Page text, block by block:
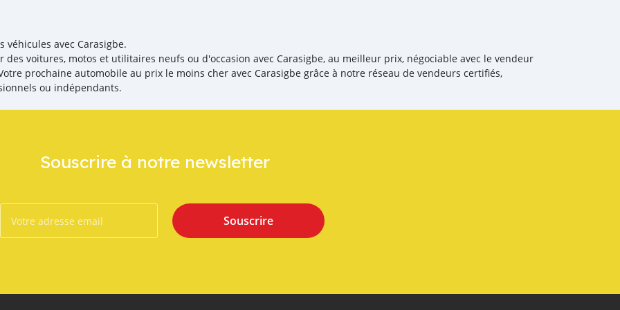
véhicules avec Carasigbe.
des voitures, motos et utilitaires neufs ou d'occasion avec Carasigbe, au meilleur prix, négociable avec le vendeur
prochaine automobile au prix le moins cher avec Carasigbe grâce à notre réseau de vendeurs certifiés,
ou indépendants.
Souscrire à notre newsletter
Souscrire